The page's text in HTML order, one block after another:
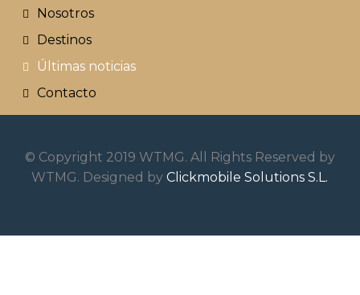
Nosotros
Destinos
Últimas noticias
Contacto
© Copyright 2019 WTMG. All Rights Reserved by
WTMG. Designed byClickmobile Solutions S.L.